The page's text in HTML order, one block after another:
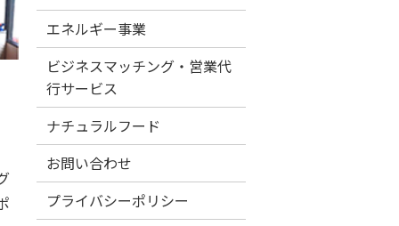
エネルギー事業
ビジネスマッチング・営業代
行サービス
ナチュラルフード
お問い合わせ
プライバシーポリシー